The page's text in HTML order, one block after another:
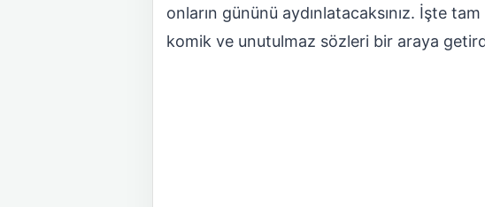
onların gününü aydınlatacaksınız. İşte
komik ve unutulmaz sözleri bir araya